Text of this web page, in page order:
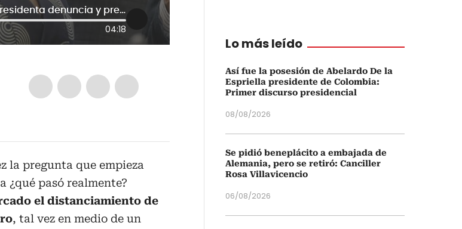
Al Oído | “Este Gobierno practica el racismo”: vicepresidenta denuncia y pretende lavarse las manos
04:18
la pregunta que empieza
¿qué pasó realmente?
el distanciamiento de
, tal vez en medio de un
Lo más leído
Así fue la posesión de Abelardo De la
Espriella presidente de Colombia:
Primer discurso presidencial
08/08/2026
Se pidió beneplácito a embajada de
Alemania, pero se retiró: Canciller
Rosa Villavicencio
06/08/2026